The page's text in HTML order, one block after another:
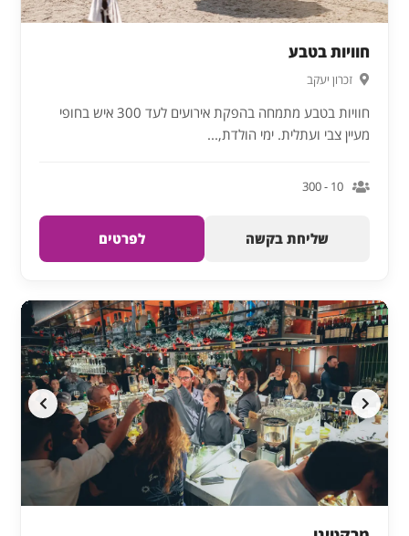
חוויות בטבע
זכרון יעקב
חוויות בטבע מתמחה בהפקת אירועים לעד 300 איש בחופי
מעיין צבי ועתלית. ימי הולדת,...
10 - 300
שליחת בקשה לפרטים